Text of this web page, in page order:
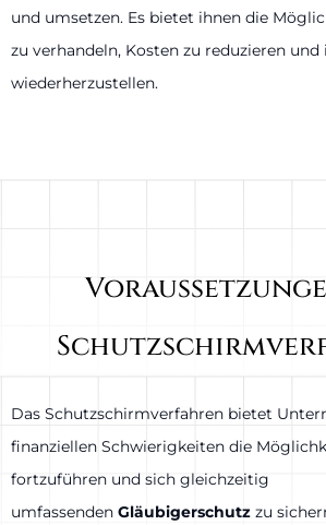
und umsetzen. Es bietet ihnen die
zu verhandeln, Kosten zu reduzieren
wiederherzustellen.
Das Schutzschirmverfahren bietet
finanziellen Schwierigkeiten die
fortzuführen und sich gleichzeitig
umfassenden Gläubigerschutz zu